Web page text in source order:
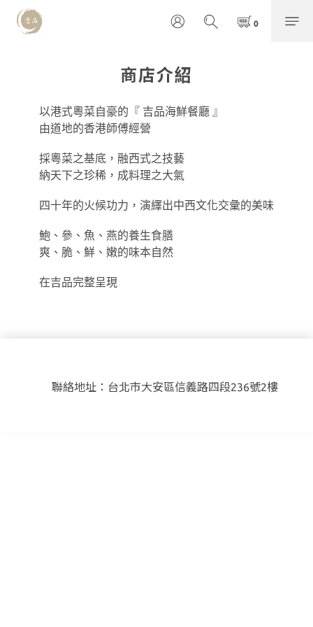
商店介紹
以港式粵菜自豪的『 吉品海鮮餐廳 』
由道地的香港師傅經營
採粵菜之基底，融西式之技藝
納天下之珍稀，成料理之大氣
四十年的火候功力，演繹出中西文化交彙的美味
鮑、參、魚、燕的養生食膳
爽、脆、鮮、嫩的味本自然
在吉品完整呈現
聯絡地址：台北市大安區信義路四段236號2樓